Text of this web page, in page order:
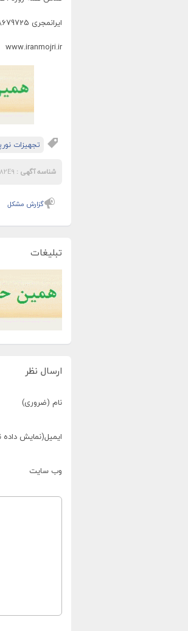
ایرانمجری 02188679725
www.iranmojri.ir
تجهيزات
شناسه آگهی :
گزارش مشکل
تبلیغات
ارسال نظر
نام (ضروری)
ایمیل(نمایش
وب سایت